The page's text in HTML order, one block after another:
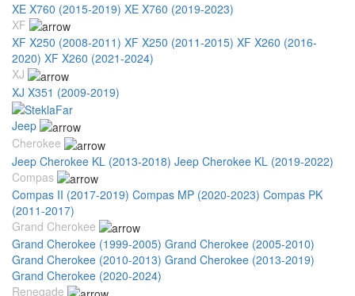
XE X760 (2015-2019) XE X760 (2019-2023)
XF
XF X250 (2008-2011) XF X250 (2011-2015) XF X260 (2016-
2020) XF X260 (2021-2024)
XJ
XJ X351 (2009-2019)
Jeep
Cherokee
Jeep Cherokee KL (2013-2018) Jeep Cherokee KL (2019-2022)
Compas
Compas II (2017-2019) Compas MP (2020-2023) Compas PK
(2011-2017)
Grand Cherokee
Grand Cherokee (1999-2005) Grand Cherokee (2005-2010)
Grand Cherokee (2010-2013) Grand Cherokee (2013-2019)
Grand Cherokee (2020-2024)
Renegade